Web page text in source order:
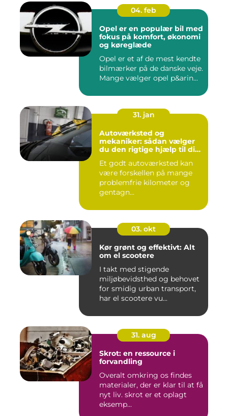
04. feb
Opel er en populær bil med
fokus på komfort, økonomi
og køreglæde
Opel er et af de mest kendte
bilmærker på de danske veje.
Mange vælger opel p&arin...
31. jan
Autoværksted og
mekaniker: sådan vælger
du den rigtige hjælp til din
Et godt autoværksted kan
være forskellen på mange
problemfrie kilometer og
gentagn...
03. okt
Kør grønt og effektivt: Alt
om el scootere
I takt med stigende
miljøbevidsthed og behovet
for smidig urban transport,
har el scootere vu...
31. aug
Skrot: en ressource i
forvandling
Overalt omkring os findes
materialer, der er klar til at få
nyt liv. skrot er et oplagt
eksemp...